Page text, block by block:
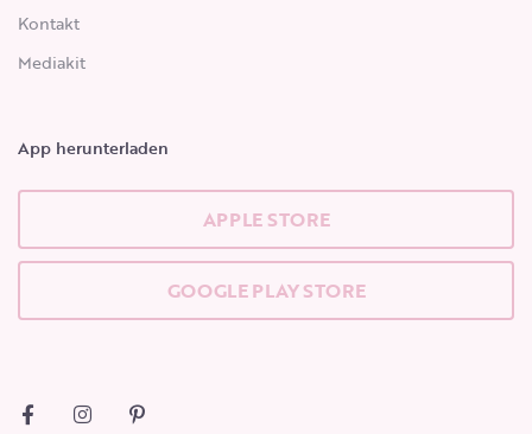
Kontakt
Mediakit
App herunterladen
APPLE STORE
GOOGLE PLAY STORE